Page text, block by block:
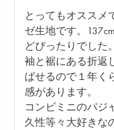
とってもオススメ
ゼ生地です。
どぴったりでし
袖と裾にある折返
ばせるので１年く
感があります。
コンビミニのパジ
久性等々大好きな